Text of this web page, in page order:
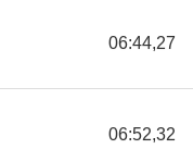
06:44,27
06:52,32